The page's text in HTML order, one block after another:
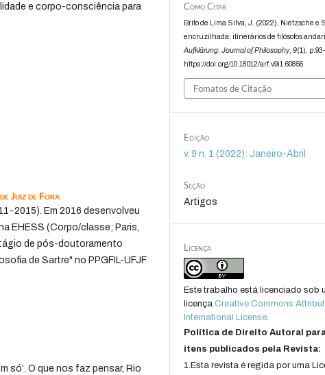
e corpo-consciência para
Juiz de Fora
2015). Em 2016 desenvolveu
EHESS (Corpo/classe; Paris,
de pós-doutoramento
de Sartre" no PPGFIL-UFJF
só’. O que nos faz pensar, Rio
Como Citar
Brito de Lima Silva, J. (2022). Nietzsche e
encruzilhada: itinerários de filósofos
Aufklärung: Journal of Philosophy,9(1),
https://doi.org/10.18012/arf.v9i1.60856
Fomatos de Citação
Edição
v. 9 n. 1 (2022): Janeiro-Abril
Seção
Artigos
Licença
Este trabalho está licenciado sob
licençaCreative Commons
International License.
Política de Direito Autoral
itens publicados pela Revista:
1.Esta revista é regida por uma